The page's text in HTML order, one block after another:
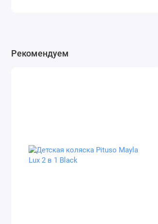
Рекомендуем